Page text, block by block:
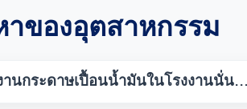
ของอุตสาหกรรม
านกระดาษเปื้อนน้ำมันในโรงงานนั่